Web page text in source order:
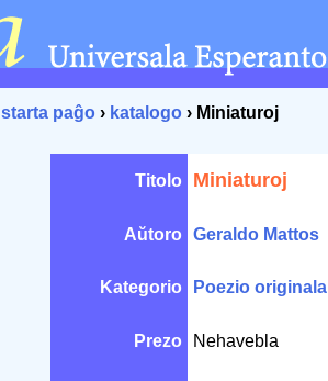
starta paĝo › katalogo › Miniaturoj
Titolo Miniaturoj
Aŭtoro Geraldo Mattos
Kategorio Poezio originala
Prezo Nehavebla